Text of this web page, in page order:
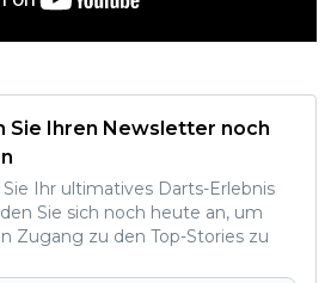
Sie Ihren Newsletter noch
Ihr ultimatives Darts-Erlebnis
Sie sich noch heute an, um
Zugang zu den Top-Stories zu